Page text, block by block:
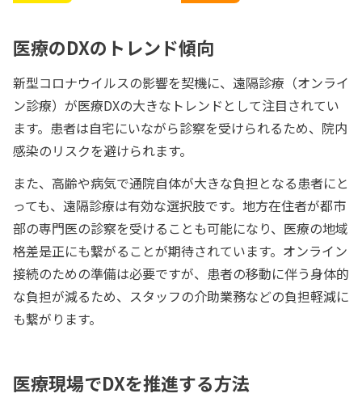
医療のDXのトレンド傾向
新型コロナウイルスの影響を契機に、遠隔診療（オンライ
ン診療）が医療DXの大きなトレンドとして注目されてい
ます。患者は自宅にいながら診察を受けられるため、院内
感染のリスクを避けられます。
また、高齢や病気で通院自体が大きな負担となる患者にと
っても、遠隔診療は有効な選択肢です。地方在住者が都市
部の専門医の診察を受けることも可能になり、医療の地域
格差是正にも繋がることが期待されています。オンライン
接続のための準備は必要ですが、患者の移動に伴う身体的
な負担が減るため、スタッフの介助業務などの負担軽減に
も繋がります。
医療現場でDXを推進する方法